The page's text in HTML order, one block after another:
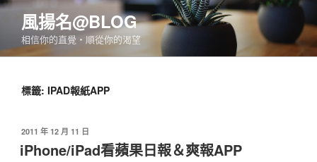
跳
要
風揚名@BLOG
相信你的直覺‧順從你的渴望
標籤: IPAD報紙APP
發
佈
於
2011 年 12 月 11 日
iPhone/iPad看蘋果日報＆爽報APP